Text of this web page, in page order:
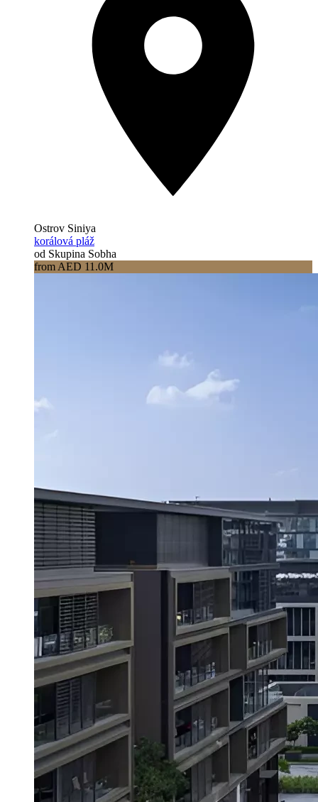
Ostrov Siniya
korálová pláž
od Skupina Sobha
from AED 11.0M